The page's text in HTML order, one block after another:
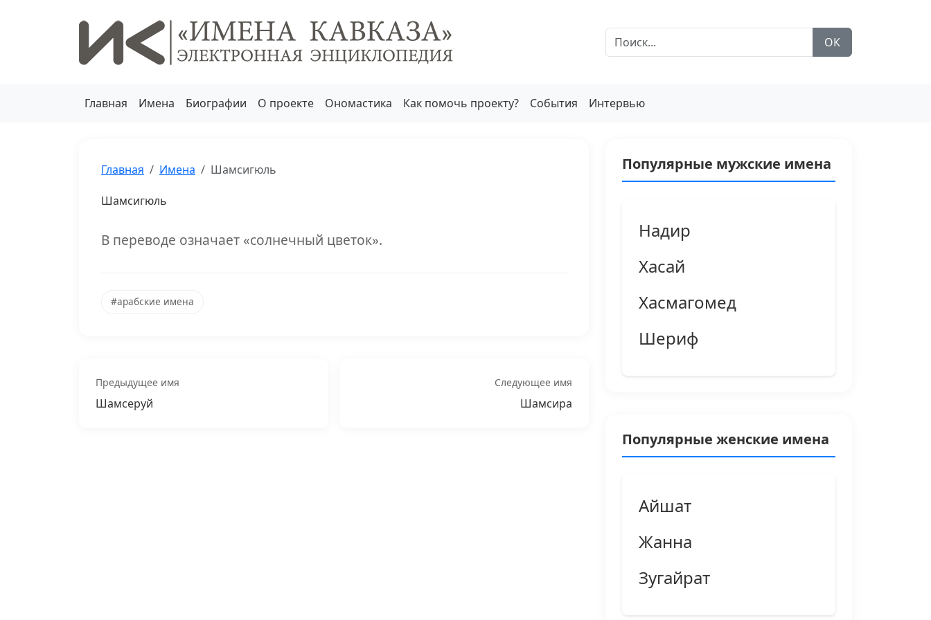
ОК
Главная Имена Биографии О проекте Ономастика Как помочь проекту? События Интервью
Главная Имена Шамсигюль
Шамсигюль
В переводе означает «солнечный цветок».
#арабские имена
Предыдущее имя
Шамсеруй
Следующее имя
Шамсира
Популярные мужские имена
Надир
Хасай
Хасмагомед
Шериф
Популярные женские имена
Айшат
Жанна
Зугайрат